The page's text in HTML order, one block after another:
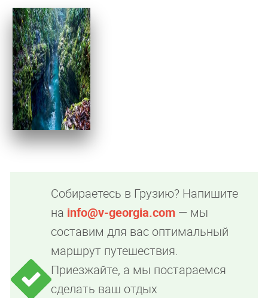
Собираетесь в Грузию? Напишите
на info@v-georgia.com — мы
составим для вас оптимальный
маршрут путешествия.
Приезжайте, а мы постараемся
сделать ваш отдых